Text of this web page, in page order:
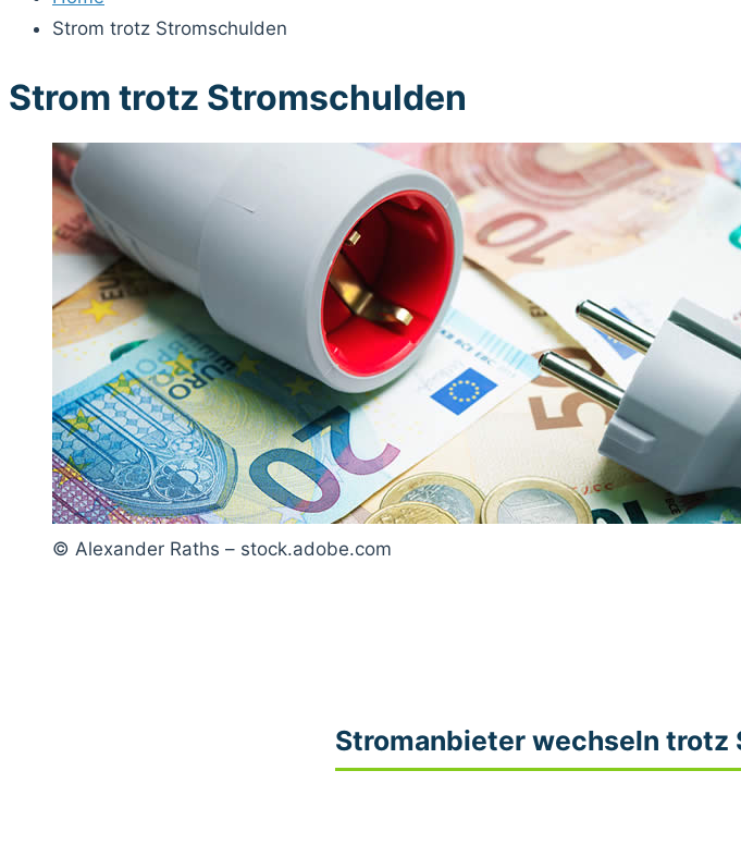
Strom trotz Stromschulden
Strom trotz Stromschulden
© Alexander Raths – stock.adobe.com
Stromanbieter wechseln